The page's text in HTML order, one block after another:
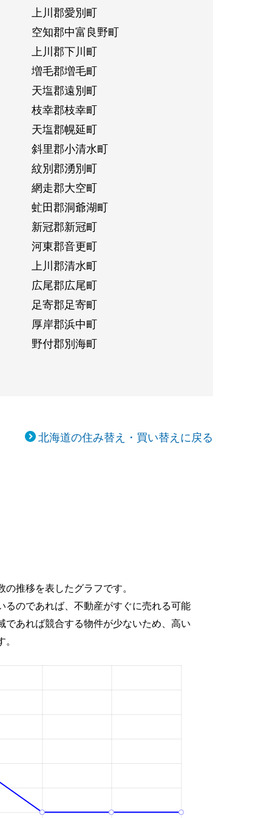
上川郡愛別町
空知郡中富良野町
上川郡下川町
増毛郡増毛町
天塩郡遠別町
枝幸郡枝幸町
天塩郡幌延町
斜里郡小清水町
紋別郡湧別町
網走郡大空町
虻田郡洞爺湖町
新冠郡新冠町
河東郡音更町
上川郡清水町
広尾郡広尾町
足寄郡足寄町
厚岸郡浜中町
野付郡別海町
北海道の住み替え・買い替えに戻る
推移を表したグラフです。
るのであれば、不動産がすぐに売れる可能
であれば競合する物件が少ないため、高い